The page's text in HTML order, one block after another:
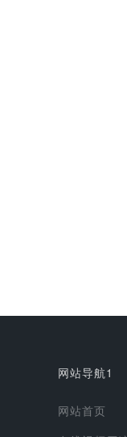
网站导航1
网站首页